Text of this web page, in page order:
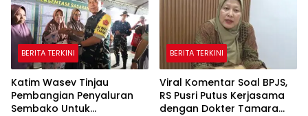
BERITA TERKINI
Katim Wasev Tinjau
Pembangian Penyaluran
Sembako Untuk
BERITA TERKINI
Viral Komentar Soal BPJS,
RS Pusri Putus Kerjasama
dengan Dokter Tamara